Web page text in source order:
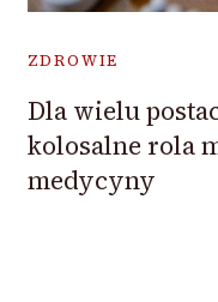
ZDROWIE
Dla wielu
kolosalne rola
medycyny